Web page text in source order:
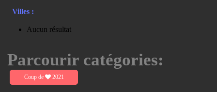
Villes :
Aucun résultat
Parcourir catégories:
Coup de 2021